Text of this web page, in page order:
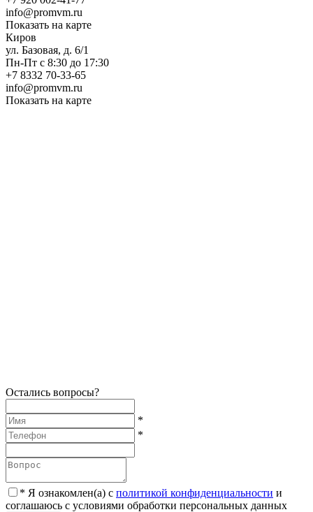
info@promvm.ru
Показать на карте
Киров
ул. Базовая, д. 6/1
Пн-Пт с 8:30 до 17:30
+7 8332 70-33-65
info@promvm.ru
Показать на карте
Остались вопросы?
*
*
* Я ознакомлен(а) с политикой конфиденциальности и
соглашаюсь с условиями обработки персональных данных